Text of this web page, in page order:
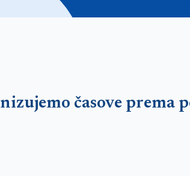
časove prema